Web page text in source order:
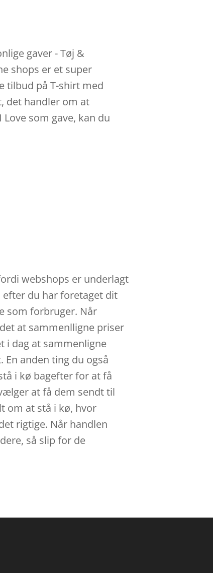
gaver - Tøj &
shops er et super
tilbud på T-shirt med
det handler om at
som gave, kan du
webshops er underlagt
efter du har foretaget dit
som forbruger. Når
at sammenlligne priser
i dag at sammenligne
anden ting du også
i kø bagefter for at få
at få dem sendt til
om at stå i kø, hvor
rigtige. Når handlen
så slip for de